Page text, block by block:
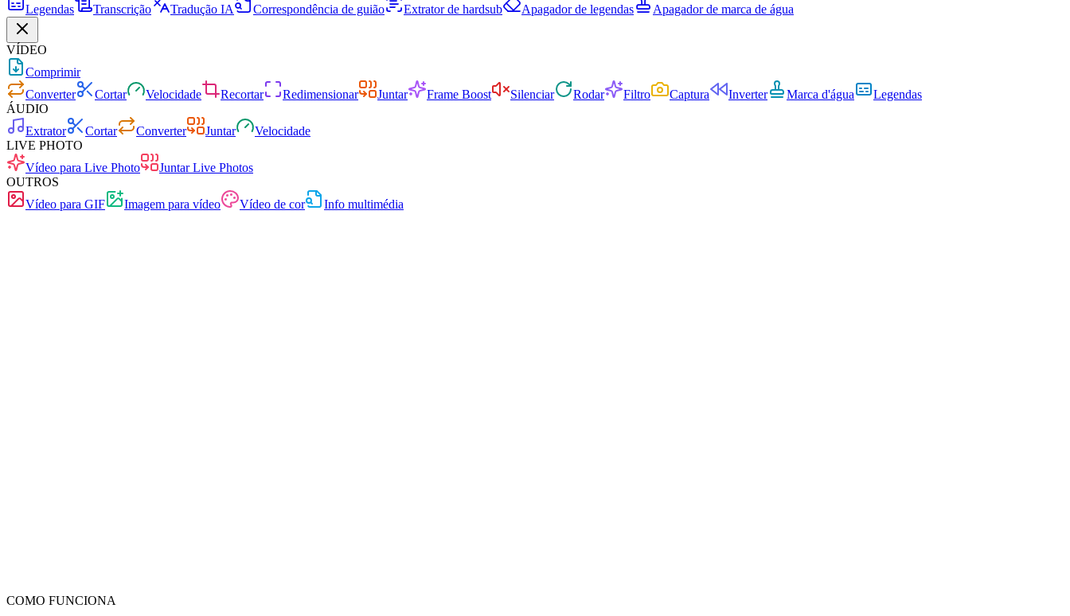
Legendas
Transcrição Tradução IA Correspondência de guião Extrator de hardsub Apagador de legendas Apagador de marca de água
VÍDEO
Comprimir
Converter
Cortar Velocidade Recortar Redimensionar Juntar Frame Boost Silenciar Rodar Filtro Captura Inverter Marca d'água
Legendas
ÁUDIO
Extrator
Cortar Converter Juntar
Velocidade
LIVE PHOTO
Vídeo para Live Photo
Juntar Live Photos
OUTROS
Vídeo para GIF
Imagem para vídeo Vídeo de cor
Info multimédia
COMO FUNCIONA